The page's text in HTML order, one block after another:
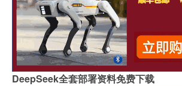
DeepSeek全套部署资料免费下载